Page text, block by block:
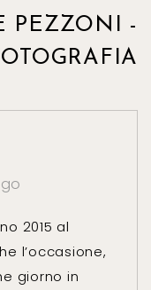
PEZZONI -
2015 al
l’occasione,
giorno in